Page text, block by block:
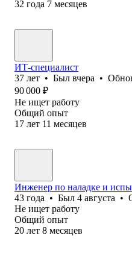
32 года 7 месяцев
ИТ-специалист
37 лет • Был вчера •
90 000 ₽
Не ищет работу
Общий опыт
17 лет 11 месяцев
Инженер по наладке и
43 года • Был 4 августа •
Не ищет работу
Общий опыт
20 лет 8 месяцев